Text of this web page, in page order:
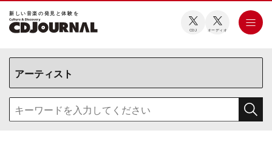
新しい⾳楽の発⾒と体験を
CDJ オーディオ